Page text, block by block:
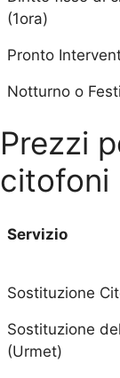
(1ora)
Pronto
Notturno o
Prezzi
citofoni
Servizio
Sostituzione
Sostituzione
(Urmet)